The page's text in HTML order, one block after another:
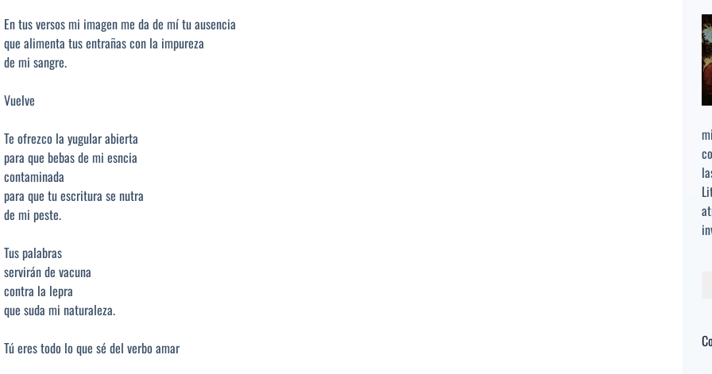
En tus versos mi imagen me da de mí tu ausencia
que alimenta tus entrañas con la impureza
de mi sangre.
Vuelve
Te ofrezco la yugular abierta
para que bebas de mi esncia
contaminada
para que tu escritura se nutra
de mi peste.
Tus palabras
servirán de vacuna
contra la lepra
que suda mi naturaleza.
Tú eres todo lo que sé del verbo amar